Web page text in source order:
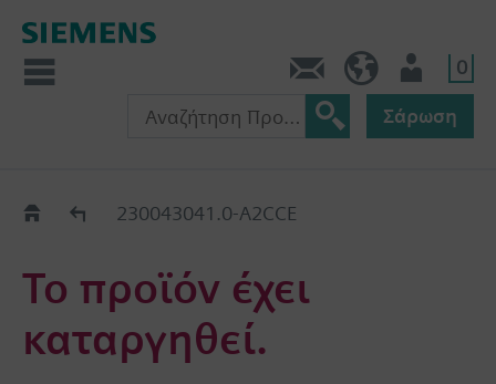
0
Σάρωση
Old2New230043041.0-A2CCE
Το προϊόν έχει
καταργηθεί.